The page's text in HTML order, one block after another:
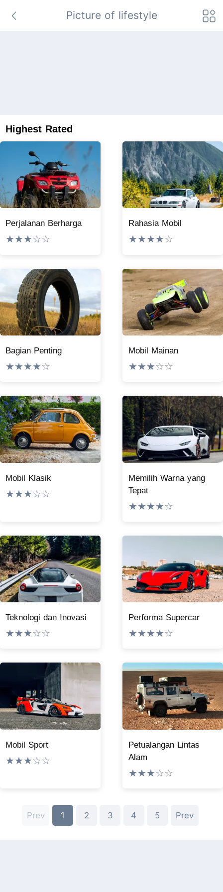
Picture of lifestyle
Highest Rated
Perjalanan Berharga
★★★☆☆
Rahasia Mobil
★★★★☆
Bagian Penting
★★★★☆
Mobil Mainan
★★★☆☆
Mobil Klasik
★★★☆☆
Memilih Warna yang
Tepat
★★★★☆
Teknologi dan Inovasi
★★★☆☆
Performa Supercar
★★★★☆
Mobil Sport
★★★☆☆
Petualangan Lintas
Alam
★★★☆☆
Prev 1 2 3 4 5 Prev